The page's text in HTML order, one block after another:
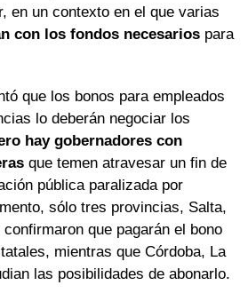
en un contexto en el que varias
con los fondos necesarios para
que los bonos para empleados
lo deberán negociar los
hay gobernadores con
que temen atravesar un fin de
pública paralizada por
sólo tres provincias, Salta,
que pagarán el bono
mientras que Córdoba, La
las posibilidades de abonarlo.